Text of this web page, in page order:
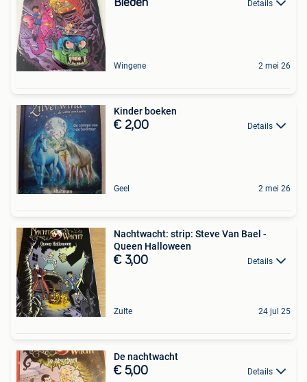
Bieden Details
Wingene 2 mei 26
Kinder boeken
€ 2,00 Details
Geel 2 mei 26
Nachtwacht: strip: Steve Van Bael -
Queen Halloween
€ 3,00 Details
Zulte 24 jul 25
De nachtwacht
€ 5,00 Details